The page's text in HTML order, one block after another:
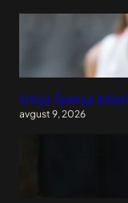
Srbija Španija
avgust 9, 2026